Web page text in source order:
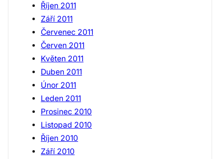
Říjen 2011
Září 2011
Červenec 2011
Červen 2011
Květen 2011
Duben 2011
Únor 2011
Leden 2011
Prosinec 2010
Listopad 2010
Říjen 2010
Září 2010